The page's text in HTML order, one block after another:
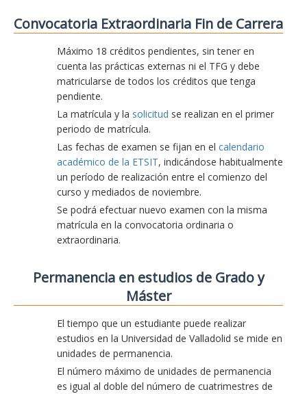
Convocatoria Extraordinaria Fin de Carrera
Máximo 18 créditos pendientes, sin tener en
cuenta las prácticas externas ni el TFG y debe
matricularse de todos los créditos que tenga
pendiente.
La matrícula y la solicitud se realizan en el primer
periodo de matrícula.
Las fechas de examen se fijan en el calendario
académico de la ETSIT, indicándose habitualmente
un período de realización entre el comienzo del
curso y mediados de noviembre.
Se podrá efectuar nuevo examen con la misma
matrícula en la convocatoria ordinaria o
extraordinaria.
Permanencia en estudios de Grado y
Máster
El tiempo que un estudiante puede realizar
estudios en la Universidad de Valladolid se mide en
unidades de permanencia.
El número máximo de unidades de permanencia
es igual al doble del número de cuatrimestres de